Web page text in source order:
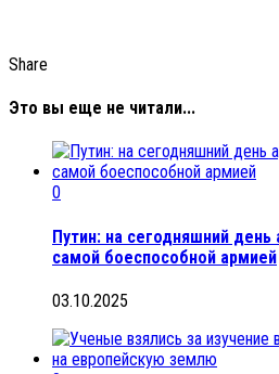
Share
Это вы еще не читали...
0
Путин: на сегодняшний день
самой боеспособной армией
03.10.2025